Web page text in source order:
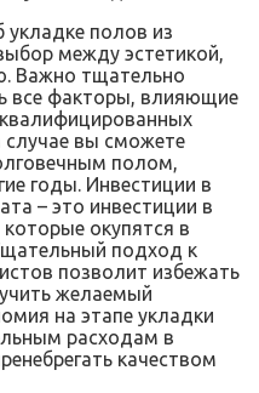
укладке полов из
между эстетикой,
Важно тщательно
все факторы, влияющие
случае вы сможете
полом,
годы. Инвестиции в
– это инвестиции в
окупятся в
подход к
позволит избежать
желаемый
на этапе укладки
расходам в
качеством